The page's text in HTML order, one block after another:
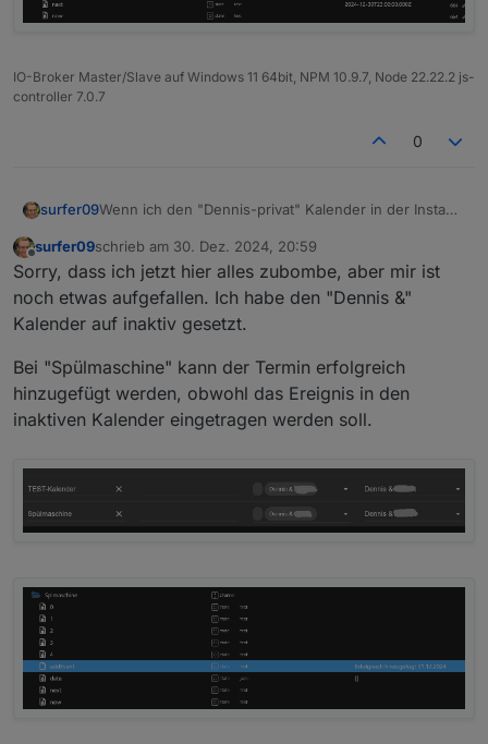
Habe ich da irgendwo ein Verständnisproblem?
IO-Broker Master/Slave auf Windows 11 64bit, NPM 10.9.7, Node 22.22.2 js-
controller 7.0.7
0
surfer09Wenn ich den "Dennis-privat" Kalender in der Instanz
Eintrag in den anderen Kalender übernommen.
surfer09schrieb am 30. Dez. 2024, 20:59
zuletzt editiert von
Sorry, dass ich jetzt hier alles zubombe, aber mir ist
noch etwas aufgefallen. Ich habe den "Dennis &"
Kalender auf inaktiv gesetzt.
Bei "Spülmaschine" kann der Termin erfolgreich
hinzugefügt werden, obwohl das Ereignis in den
inaktiven Kalender eingetragen werden soll.